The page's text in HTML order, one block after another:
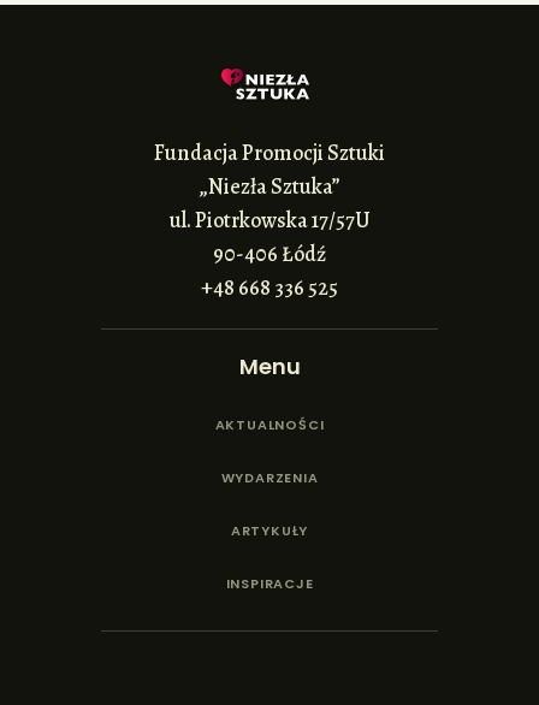
Fundacja Promocji Sztuki
„Niezła Sztuka”
ul. Piotrkowska 17/57U
90-406 Łódź
+48 668 336 525
Menu
AKTUALNOŚCI
WYDARZENIA
ARTYKUŁY
INSPIRACJE